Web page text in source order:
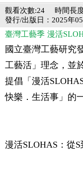
時間長
觀看次數:24
發行/出版日：2025年
臺灣工藝季 漫活
國立臺灣工藝研究
工藝活」理念，並
提倡「漫活
快樂．生活事」的
漫活SLOHAS：從